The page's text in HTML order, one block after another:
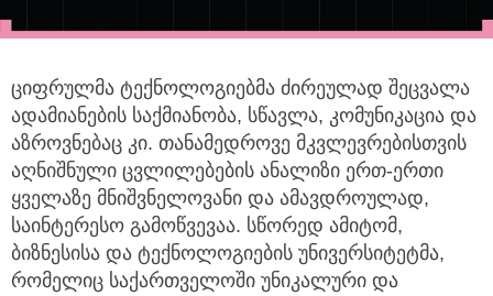
ციფრულმა ტექნოლოგიებმა ძირეულად შეცვალა
ადამიანების საქმიანობა, სწავლა, კომუნიკაცია და
აზროვნებაც კი. თანამედროვე მკვლევრებისთვის
აღნიშნული ცვლილებების ანალიზი ერთ-ერთი
ყველაზე მნიშვნელოვანი და ამავდროულად,
საინტერესო გამოწვევაა. სწორედ ამიტომ,
ბიზნესისა და ტექნოლოგიების უნივერსიტეტმა,
რომელიც საქართველოში უნიკალური და